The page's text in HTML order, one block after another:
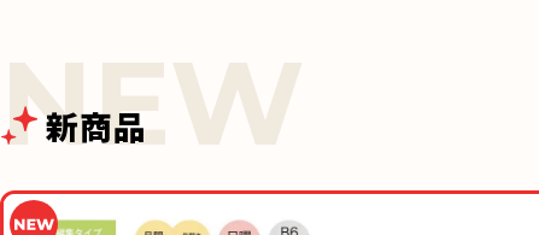
新商品